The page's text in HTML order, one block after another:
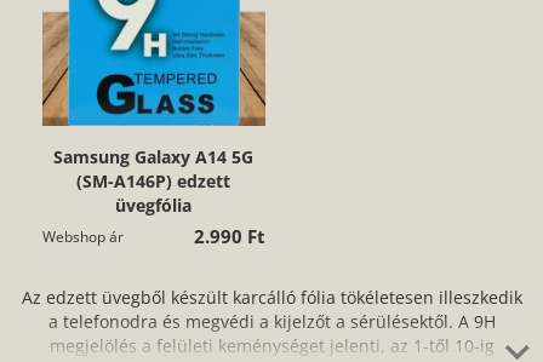
Samsung Galaxy A14 5G
(SM-A146P) edzett
üvegfólia
Webshop ár 2.990 Ft
Az edzett üvegből készült karcálló fólia tökéletesen illeszkedik
a telefonodra és megvédi a kijelzőt a sérülésektől. A 9H
megjelölés a felületi keménységet jelenti, az 1-től 10-ig